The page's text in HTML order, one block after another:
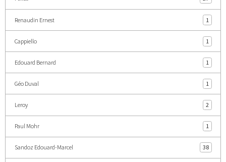
Renaudin Ernest 1
Cappiello 1
Edouard Bernard 1
Géo Duval 1
Leroy 2
Paul Mohr 1
Sandoz Edouard-Marcel 38